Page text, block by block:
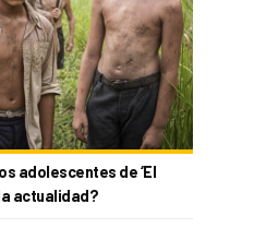
adolescentes de ‘El
actualidad?